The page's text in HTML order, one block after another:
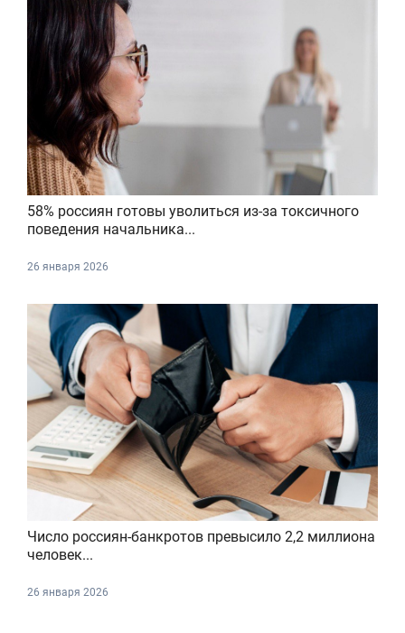
58% россиян готовы уволиться из-за токсичного
поведения начальника...
26 января 2026
Число россиян-банкротов превысило 2,2 миллиона
человек...
26 января 2026